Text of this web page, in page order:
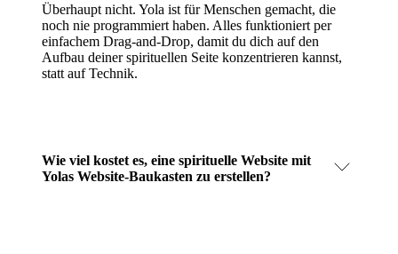
Überhaupt nicht. Yola ist für Menschen gemacht, die
noch nie programmiert haben. Alles funktioniert per
einfachem Drag-and-Drop, damit du dich auf den
Aufbau deiner spirituellen Seite konzentrieren kannst,
statt auf Technik.
Wie viel kostet es, eine spirituelle Website mit
Yolas Website-Baukasten zu erstellen?